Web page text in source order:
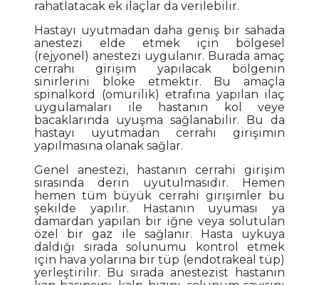
rahatlatacak ek ilaçlar da verilebilir.
Hastayı uyutmadan daha geniş bir sahada
anestezi elde etmek için bölgesel
(rejyonel) anestezi uygulanır. Burada amaç
cerrahi girişim yapılacak bölgenin
sinirlerini bloke etmektir. Bu amaçla
spinalkord (omurilik) etrafına yapılan ilaç
uygulamaları ile hastanın kol veye
bacaklarında uyuşma sağlanabilir. Bu da
hastayı uyutmadan cerrahi girişimin
yapılmasına olanak sağlar.
Genel anestezi, hastanın cerrahi girişim
sırasında derin uyutulmasıdır. Hemen
hemen tüm büyük cerrahi girişimler bu
şekilde yapılır. Hastanın uyuması ya
damardan yapılan bir iğne veya solutulan
özel bir gaz ile sağlanır. Hasta uykuya
daldığı sırada solunumu kontrol etmek
için hava yolarına bir tüp (endotrakeal tüp)
yerleştirilir. Bu sırada anestezist hastanın